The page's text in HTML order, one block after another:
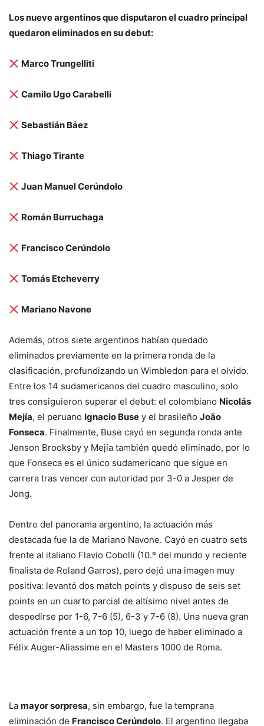
Los nueve argentinos que disputaron el cuadro principal
quedaron eliminados en su debut:
Marco Trungelliti
Camilo Ugo Carabelli
Sebastián Báez
Thiago Tirante
Juan Manuel Cerúndolo
Román Burruchaga
Francisco Cerúndolo
Tomás Etcheverry
Mariano Navone
Además, otros siete argentinos habían quedado
eliminados previamente en la primera ronda de la
clasificación, profundizando un Wimbledon para el olvido.
Entre los 14 sudamericanos del cuadro masculino, solo
tres consiguieron superar el debut: el colombiano Nicolás
Mejía, el peruano Ignacio Buse y el brasileño João
Fonseca. Finalmente, Buse cayó en segunda ronda ante
Jenson Brooksby y Mejía también quedó eliminado, por lo
que Fonseca es el único sudamericano que sigue en
carrera tras vencer con autoridad por 3-0 a Jesper de
Jong.
Dentro del panorama argentino, la actuación más
destacada fue la de Mariano Navone. Cayó en cuatro sets
frente al italiano Flavio Cobolli (10.º del mundo y reciente
finalista de Roland Garros), pero dejó una imagen muy
positiva: levantó dos match points y dispuso de seis set
points en un cuarto parcial de altísimo nivel antes de
despedirse por 1-6, 7-6 (5), 6-3 y 7-6 (8). Una nueva gran
actuación frente a un top 10, luego de haber eliminado a
Félix Auger-Aliassime en el Masters 1000 de Roma.
La mayor sorpresa, sin embargo, fue la temprana
eliminación de Francisco Cerúndolo. El argentino llegaba